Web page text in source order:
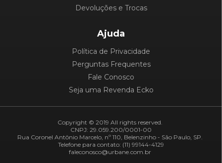
Devoluções e Trocas
Ajuda
Política de Privacidade
Perguntas Frequentes
Fale Conosco
Seja uma Revenda Ecko
Copyright © 2019 All rights reserved.
CNPJ: 29.059.200/0001-00
Rua Coronel Antônio Marcelo, nº 110, Belenzinho - São Paulo, SP.
Telefone para contato: (11) 99144-4129
faleconosco@urbane.com.br